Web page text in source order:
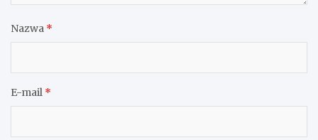
Nazwa *
E-mail *